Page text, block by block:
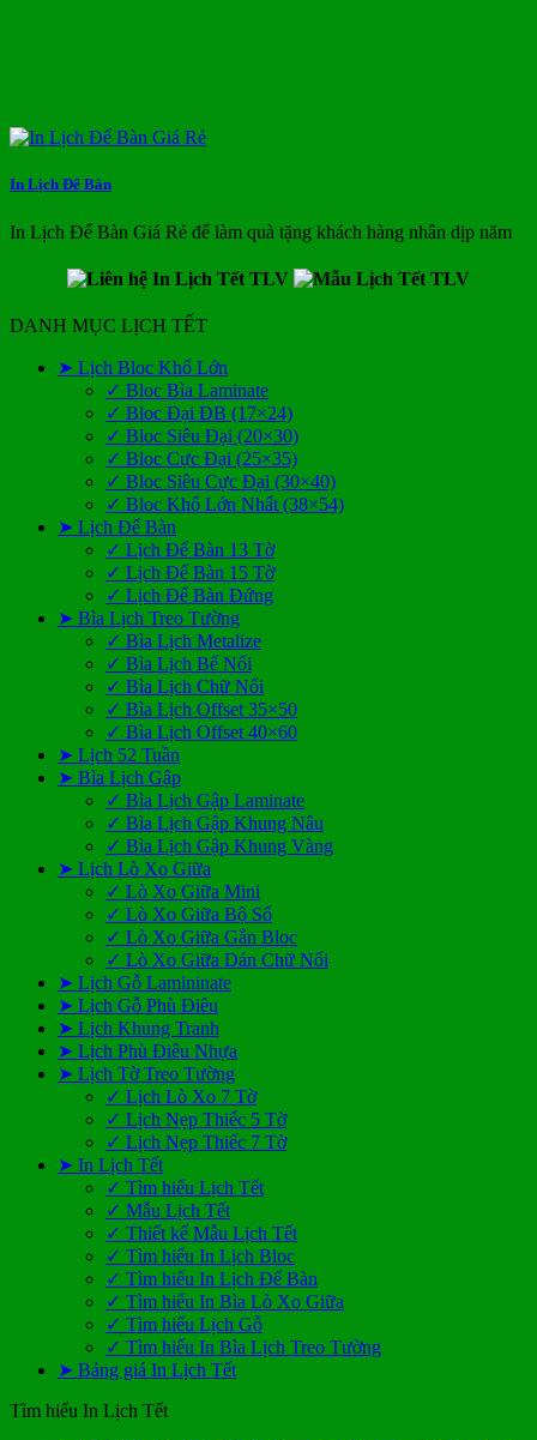
In Lịch Để Bàn
In Lịch Để Bàn Giá Rẻ để làm quà tặng khách hàng nhân dịp năm
DANH MỤC LỊCH TẾT
➤ Lịch Bloc Khổ Lớn
✓ Bloc Bìa Laminate
✓ Bloc Đại ĐB (17×24)
✓ Bloc Siêu Đại (20×30)
✓ Bloc Cực Đại (25×35)
✓ Bloc Siêu Cực Đại (30×40)
✓ Bloc Khổ Lớn Nhất (38×54)
➤ Lịch Để Bàn
✓ Lịch Để Bàn 13 Tờ
✓ Lịch Để Bàn 15 Tờ
✓ Lịch Để Bàn Đứng
➤ Bìa Lịch Treo Tường
✓ Bìa Lịch Metalize
✓ Bìa Lịch Bế Nổi
✓ Bìa Lịch Chữ Nổi
✓ Bìa Lịch Offset 35×50
✓ Bìa Lịch Offset 40×60
➤ Lịch 52 Tuần
➤ Bìa Lịch Gập
✓ Bìa Lịch Gập Laminate
✓ Bìa Lịch Gập Khung Nâu
✓ Bìa Lịch Gập Khung Vàng
➤ Lịch Lò Xo Giữa
✓ Lò Xo Giữa Mini
✓ Lò Xo Giữa Bộ Số
✓ Lò Xo Giữa Gắn Bloc
✓ Lò Xo Giữa Dán Chữ Nổi
➤ Lịch Gỗ Lamininate
➤ Lịch Gỗ Phù Điêu
➤ Lịch Khung Tranh
➤ Lịch Phù Điêu Nhựa
➤ Lịch Tờ Treo Tường
✓ Lịch Lò Xo 7 Tờ
✓ Lịch Nẹp Thiếc 5 Tờ
✓ Lịch Nẹp Thiếc 7 Tờ
➤ In Lịch Tết
✓ Tìm hiểu Lịch Tết
✓ Mẫu Lịch Tết
✓ Thiết kế Mẫu Lịch Tết
✓ Tìm hiểu In Lịch Bloc
✓ Tìm hiểu In Lịch Để Bàn
✓ Tìm hiểu In Bìa Lò Xo Giữa
✓ Tìm hiểu Lịch Gỗ
✓ Tìm hiểu In Bìa Lịch Treo Tường
➤ Bảng giá In Lịch Tết
Tìm hiểu In Lịch Tết